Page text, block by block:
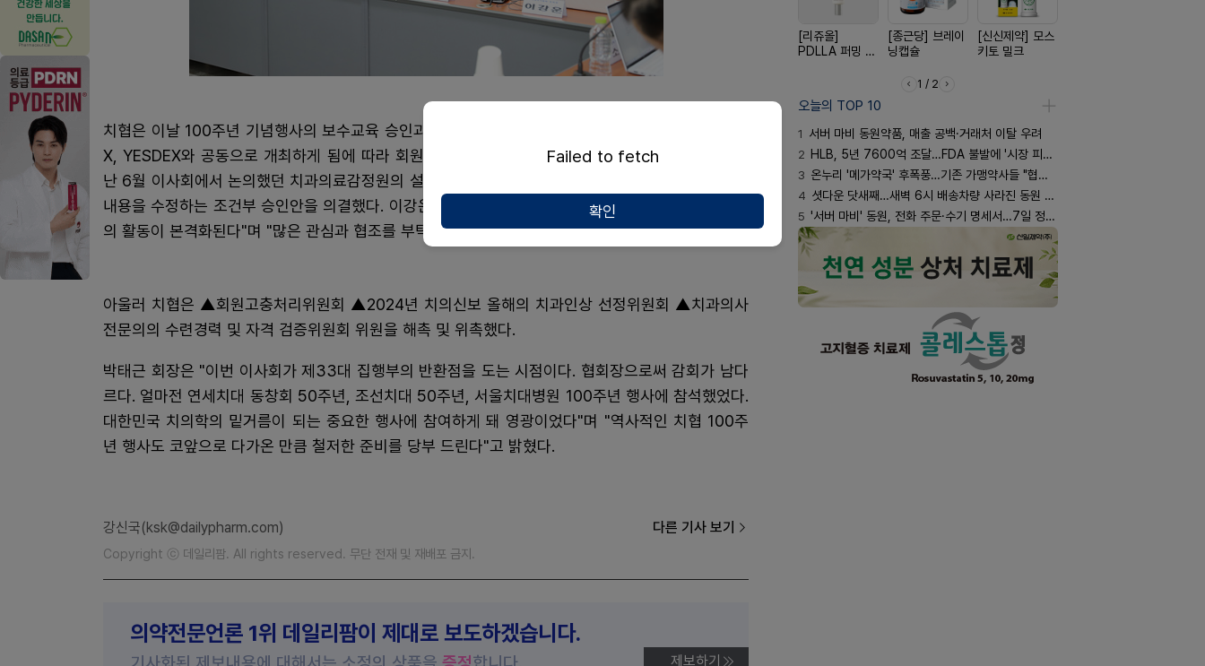
치협은 이날 100주년 기념행사의 보수교육 승인과 점수 부여에 대해 논의하고 INDEX, CDC, HODE
X, YESDEX와 공동으로 개최하게 됨에 따라 회원 보수교육 규정에 의거 6점을 승인했다. 치협은 지
난 6월 이사회에서 논의했던 치과의료감정원의 설립 및 운영 규정 최종안을 검토하고, 일부 중복되는
내용을 수정하는 조건부 승인안을 의결했다. 이강운 부회장은 "규정 제정을 시작으로 치과의료감정원
의 활동이 본격화된다"며 "많은 관심과 협조를 부탁 드린다"고 밝혔다.
아울러 치협은 ▲회원고충처리위원회 ▲2024년 치의신보 올해의 치과인상 선정위원회 ▲치과의사
전문의의 수련경력 및 자격 검증위원회 위원을 해촉 및 위촉했다.
박태근 회장은 "이번 이사회가 제33대 집행부의 반환점을 도는 시점이다. 협회장으로써 감회가 남다
르다. 얼마전 연세치대 동창회 50주년, 조선치대 50주년, 서울치대병원 100주년 행사에 참석했었다.
대한민국 치의학의 밑거름이 되는 중요한 행사에 참여하게 돼 영광이었다"며 "역사적인 치협 100주
년 행사도 코앞으로 다가온 만큼 철저한 준비를 당부 드린다"고 밝혔다.
강신국(ksk@dailypharm.com) 다른 기사 보기
Copyright ⓒ 데일리팜. All rights reserved. 무단 전재 및 재배포 금지.
의약전문언론 1위 데일리팜이 제대로 보도하겠습니다.
제보하기
[리쥬올]
PDLLA 퍼밍 크
[종근당] 브레이
닝캡슐
[신신제약] 모스
키토 밀크
1 / 2
오늘의 TOP 10
1 서버 마비 동원약품, 매출 공백·거래처 이탈 우려
2 HLB, 5년 7600억 조달…FDA 불발에 '시장 피로감'
3 온누리 '메가약국' 후폭풍…기존 가맹약사들 "협의체 만들자"
4 셧다운 닷새째…새벽 6시 배송차량 사라진 동원 물류센터
5 '서버 마비' 동원, 전화 주문·수기 명세서…7일 정상화 되나
Failed to fetch
확인